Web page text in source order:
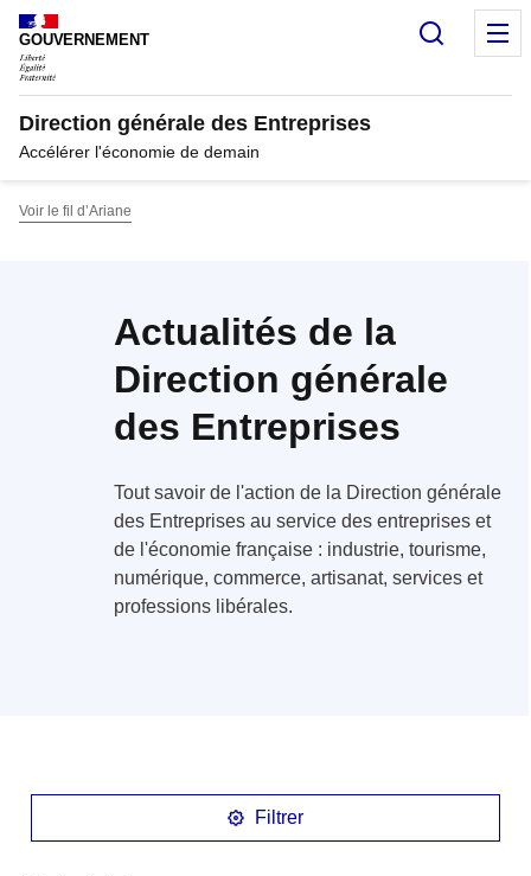
Panneau de gestion des cookies
GOUVERNEMENT
Direction générale des Entreprises
Accélérer l'économie de demain
Voir le fil d’Ariane
Actualités de la
Direction générale
des Entreprises
Tout savoir de l'action de la Direction générale
des Entreprises au service des entreprises et
de l'économie française : industrie, tourisme,
numérique, commerce, artisanat, services et
professions libérales.
Filtrer